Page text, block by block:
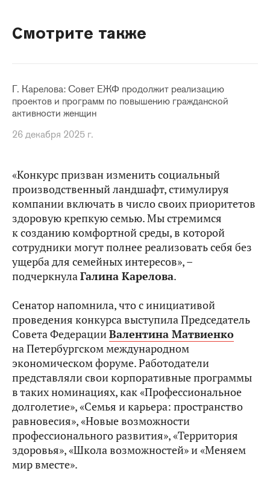
Смотрите также
Г. Карелова: Совет ЕЖФ продолжит реализацию
проектов и программ по повышению гражданской
активности женщин
26 декабря 2025 г.
«Конкурс призван изменить социальный
производственный ландшафт, стимулируя
компании включать в число своих приоритетов
здоровую крепкую семью. Мы стремимся
к созданию комфортной среды, в которой
сотрудники могут полнее реализовать себя без
ущерба для семейных интересов», –
подчеркнулаГалина Карелова.
Сенатор напомнила, что с инициативой
проведения конкурса выступила Председатель
Совета ФедерацииВалентина Матвиенко
на Петербургском международном
экономическом форуме. Работодатели
представляли свои корпоративные программы
в таких номинациях, как «Профессиональное
долголетие», «Семья и карьера: пространство
равновесия», «Новые возможности
профессионального развития», «Территория
здоровья», «Школа возможностей» и «Меняем
мир вместе».